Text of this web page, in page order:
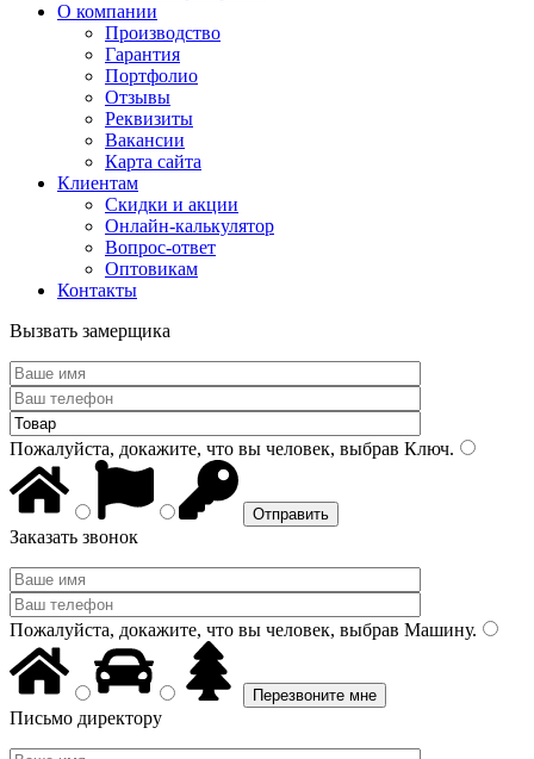
О компании
Производство
Гарантия
Портфолио
Отзывы
Реквизиты
Вакансии
Карта сайта
Клиентам
Скидки и акции
Онлайн-калькулятор
Вопрос-ответ
Оптовикам
Контакты
Вызвать замерщика
Пожалуйста, докажите, что вы человек, выбрав Ключ.
Заказать звонок
Пожалуйста, докажите, что вы человек, выбрав Машину.
Письмо директору